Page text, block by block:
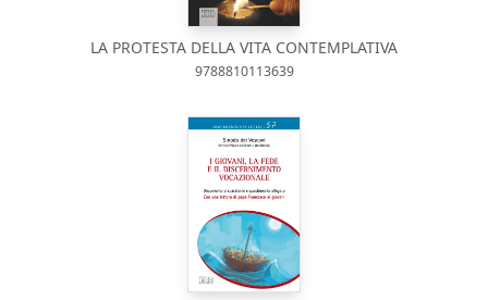
LA PROTESTA DELLA VITA CONTEMPLATIVA
9788810113639